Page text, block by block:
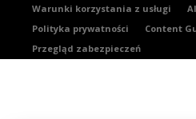
Warunki korzystania z usługi
Polityka prywatności
Content
Przegląd zabezpieczeń